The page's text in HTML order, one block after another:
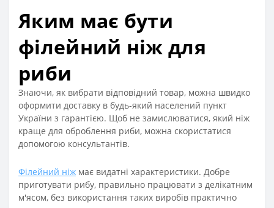
Яким має бути
філейний ніж для
риби
Знаючи, як вибрати відповідний товар, можна швидко
оформити доставку в будь-який населений пункт
України з гарантією. Щоб не замислюватися, який ніж
краще для оброблення риби, можна скористатися
допомогою консультантів.
Філейний ніж має видатні характеристики. Добре
приготувати рибу, правильно працювати з делікатним
м'ясом, без використання таких виробів практично